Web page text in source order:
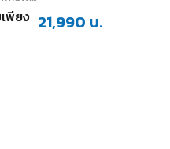
พียง 21,990 บ.